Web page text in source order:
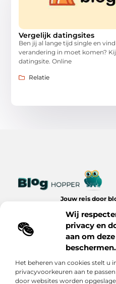
Wij
privacy en
aan om
beschermen.
Het beheren van cookies stelt u
privacyvoorkeuren aan te
door websites worden
Vergelijk datingsites
Ben jij al lange tijd single en
verandering in moet komen?
datingsite. Online
Relatie
Jouw reis door
dagelijks leven
Bericht categorie
Onze informatie